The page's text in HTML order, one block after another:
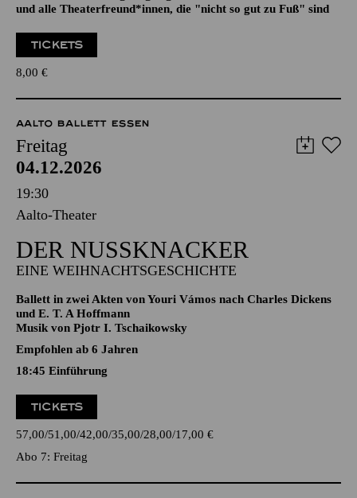
Zweistündiger öffentlicher Rundgang durch das Aalto-Theater
* "Mobilitätsführung" – geeignet für Rollstuhlfahrer*innen
und alle Theaterfreund*innen, die "nicht so gut zu Fuß" sind
8,00 €
AALTO BALLETT ESSEN
Freitag
04.12.2026
19:30
Aalto-Theater
DER NUSSKNACKER
EINE WEIHNACHTSGESCHICHTE
Ballett in zwei Akten von Youri Vámos nach Charles Dickens
Musik von Pjotr I. Tschaikowsky
Empfohlen ab 6 Jahren
18:45 Einführung
TICKETS
57,00 51,00 42,00 35,00 28,00 17,00€